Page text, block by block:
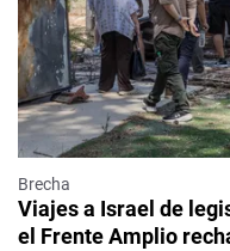
Brecha
Viajes a Israel de
el Frente Amplio